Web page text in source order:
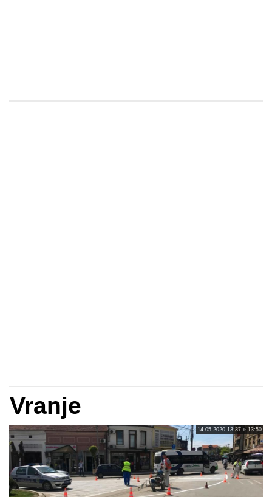
Vranje
14.05.2020 13:37 » 13:50